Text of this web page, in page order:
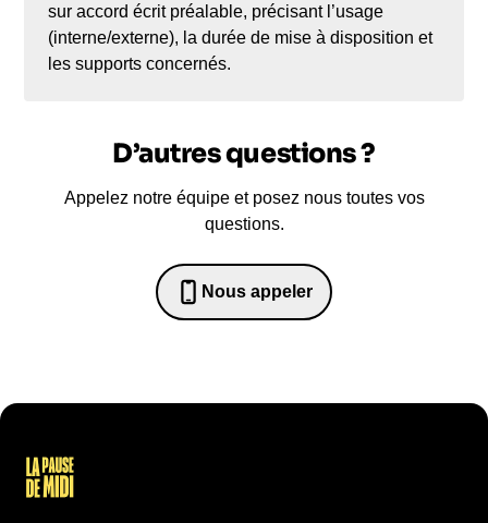
sur accord écrit préalable, précisant l’usage
(interne/externe), la durée de mise à disposition et
les supports concernés.
D’autres questions ?
Appelez notre équipe et posez nous toutes vos
questions.
Nous appeler
0652698481